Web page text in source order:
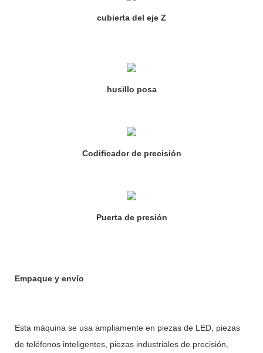
cubierta del eje Z
husillo posa
Codificador de precisión
Puerta de presión
Empaque y envío
Esta máquina se usa ampliamente en piezas de LED, piezas
de teléfonos inteligentes, piezas industriales de precisión,